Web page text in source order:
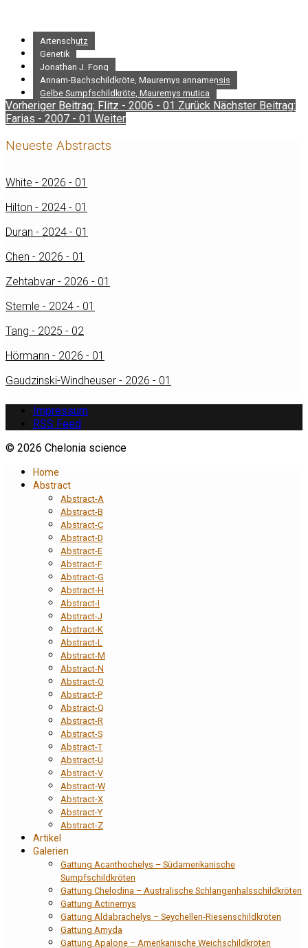
Artenschutz
Genetik
Jonathan J. Fong
Annam-Bachschildkröte, Mauremys annamensis
Gelbe Sumpfschildkröte, Mauremys mutica
Vorheriger Beitrag: Flitz - 2006 - 01 Zurück Nächster Beitrag:
Farias - 2007 - 01 Weiter
Neueste Abstracts
White - 2026 - 01
Hilton - 2024 - 01
Duran - 2024 - 01
Chen - 2026 - 01
Zehtabvar - 2026 - 01
Stemle - 2024 - 01
Tang - 2025 - 02
Hörmann - 2026 - 01
Gaudzinski-Windheuser - 2026 - 01
Impressum
RSS Feed
© 2026 Chelonia science
Home
Abstract
Abstract-A
Abstract-B
Abstract-C
Abstract-D
Abstract-E
Abstract-F
Abstract-G
Abstract-H
Abstract-I
Abstract-J
Abstract-K
Abstract-L
Abstract-M
Abstract-N
Abstract-O
Abstract-P
Abstract-Q
Abstract-R
Abstract-S
Abstract-T
Abstract-U
Abstract-V
Abstract-W
Abstract-X
Abstract-Y
Abstract-Z
Artikel
Galerien
Gattung Acanthochelys – Südamerikanische
Sumpfschildkröten
Gattung Chelodina – Australische Schlangenhalsschildkröten
Gattung Actinemys
Gattung Aldabrachelys – Seychellen-Riesenschildkröten
Gattung Amyda
Gattung Apalone – Amerikanische Weichschildkröten